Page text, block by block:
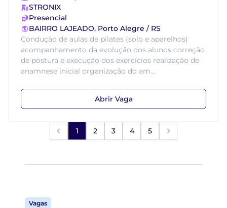
STRONIX
Presencial
BAIRRO LAJEADO, Porto Alegre / RS
Condução de aulas de pilates (solo e aparelhos)
acompanhamento da evolução dos alunos correção
de postura e execução dos exercícios realização de
anamnese inicial organização do am...
Abrir Vaga
1 2 3 4 5
Vagas